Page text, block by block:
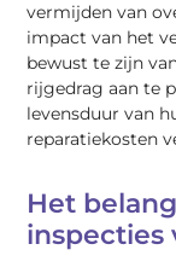
vermijden van
impact van het
bewust te zijn
rijgedrag aan te
levensduur van
reparatiekosten
Het
inspecties